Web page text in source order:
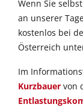
Wenn Sie
an unserer
kostenlos bei
Österreich
Im
Kurzbauer von